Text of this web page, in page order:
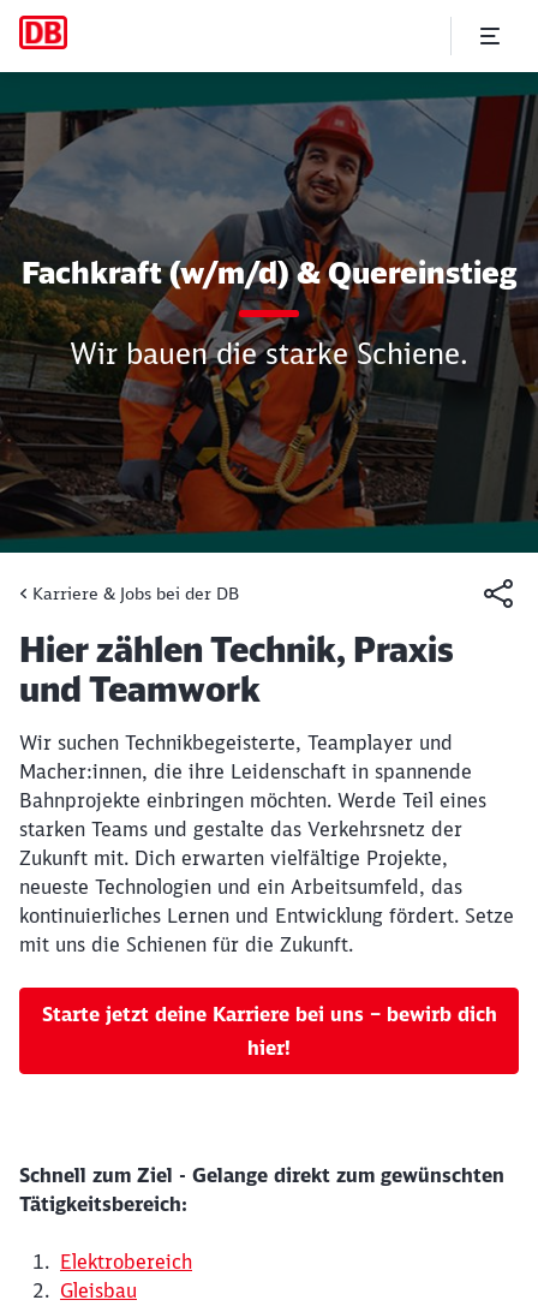
Hier zählen Technik, Praxis
Fachkraft (w/m/d) & Quereinstieg
Wir bauen die starke Schiene.
Karriere & Jobs bei der DB
Artikel:
Hier zählen Technik, Praxis
und Teamwork
Wir suchen Technikbegeisterte, Teamplayer und
Macher:innen, die ihre Leidenschaft in spannende
Bahnprojekte einbringen möchten. Werde Teil eines
starken Teams und gestalte das Verkehrsnetz der
Zukunft mit. Dich erwarten vielfältige Projekte,
neueste Technologien und ein Arbeitsumfeld, das
kontinuierliches Lernen und Entwicklung fördert. Setze
mit uns die Schienen für die Zukunft.
Starte jetzt deine Karriere bei uns – bewirb dich
hier!
Schnell zum Ziel - Gelange direkt zum gewünschten
Tätigkeitsbereich:
Elektrobereich
Gleisbau